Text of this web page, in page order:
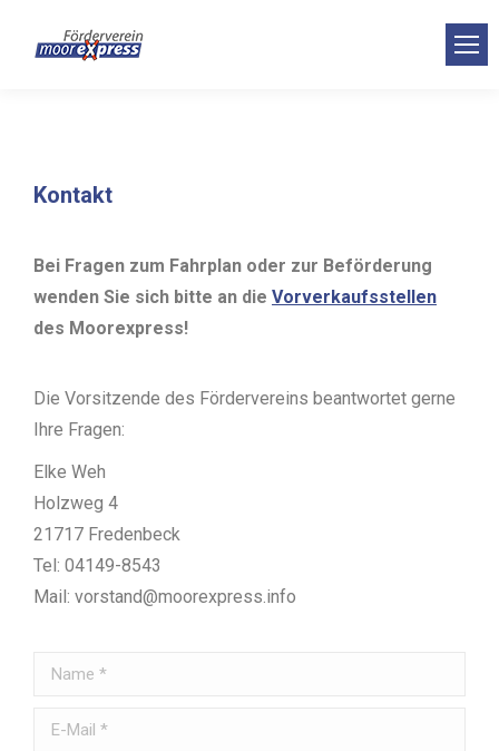
Kontakt
Bei Fragen zum Fahrplan oder zur Beförderung
wenden Sie sich bitte an die Vorverkaufsstellen
des Moorexpress!
Die Vorsitzende des Fördervereins beantwortet gerne
Ihre Fragen:
Elke Weh
Holzweg 4
21717 Fredenbeck
Tel: 04149-8543
Mail: vorstand@moorexpress.info
Name *
E-Mail *